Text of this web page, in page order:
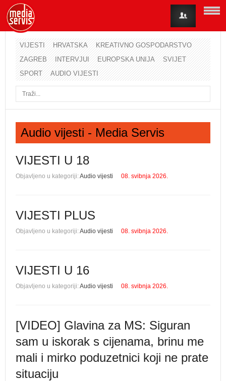
VIJESTI HRVATSKA
KREATIVNO GOSPODARSTVO
ZAGREB
INTERVJUI EUROPSKA UNIJA
SVIJET
SPORT
AUDIO VIJESTI
Audio vijesti - Media Servis
VIJESTI U 18
Objavljeno u kategoriji:Audio vijesti 08. svibnja 2026.
VIJESTI PLUS
Objavljeno u kategoriji:Audio vijesti 08. svibnja 2026.
VIJESTI U 16
Objavljeno u kategoriji:Audio vijesti 08. svibnja 2026.
[VIDEO] Glavina za MS: Siguran
sam u iskorak s cijenama, brinu me
mali i mirko poduzetnici koji ne prate
situaciju
Korisničko ime
Lozinka
Zaboravili ste lozinku?